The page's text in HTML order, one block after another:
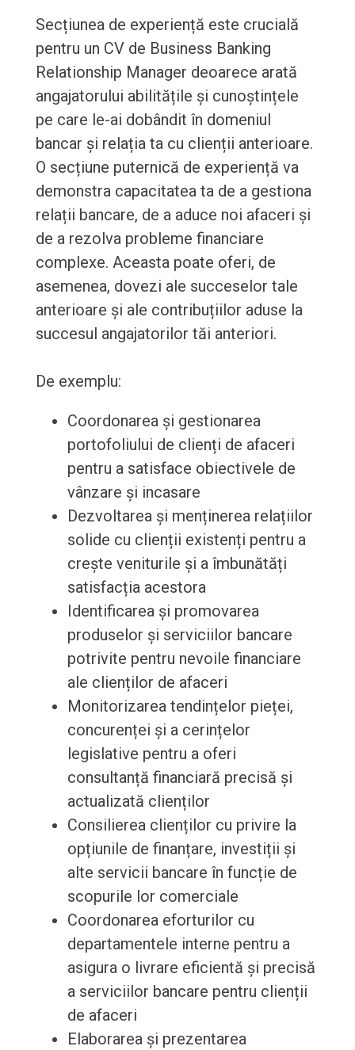
Secțiunea de experiență este crucială
pentru un CV de Business Banking
Relationship Manager deoarece arată
angajatorului abilitățile și cunoștințele
pe care le-ai dobândit în domeniul
bancar și relația ta cu clienții anterioare.
O secțiune puternică de experiență va
demonstra capacitatea ta de a gestiona
relații bancare, de a aduce noi afaceri și
de a rezolva probleme financiare
complexe. Aceasta poate oferi, de
asemenea, dovezi ale succeselor tale
anterioare și ale contribuțiilor aduse la
succesul angajatorilor tăi anteriori.
De exemplu:
Coordonarea și gestionarea
portofoliului de clienți de afaceri
pentru a satisface obiectivele de
vânzare și incasare
Dezvoltarea și menținerea relațiilor
solide cu clienții existenți pentru a
crește veniturile și a îmbunătăți
satisfacția acestora
Identificarea și promovarea
produselor și serviciilor bancare
potrivite pentru nevoile financiare
ale clienților de afaceri
Monitorizarea tendințelor pieței,
concurenței și a cerințelor
legislative pentru a oferi
consultanță financiară precisă și
actualizată clienților
Consilierea clienților cu privire la
opțiunile de finanțare, investiții și
alte servicii bancare în funcție de
scopurile lor comerciale
Coordonarea eforturilor cu
departamentele interne pentru a
asigura o livrare eficientă și precisă
a serviciilor bancare pentru clienții
de afaceri
Elaborarea și prezentarea